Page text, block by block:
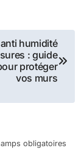
humidité
: guide
protéger
vos murs
obligatoires